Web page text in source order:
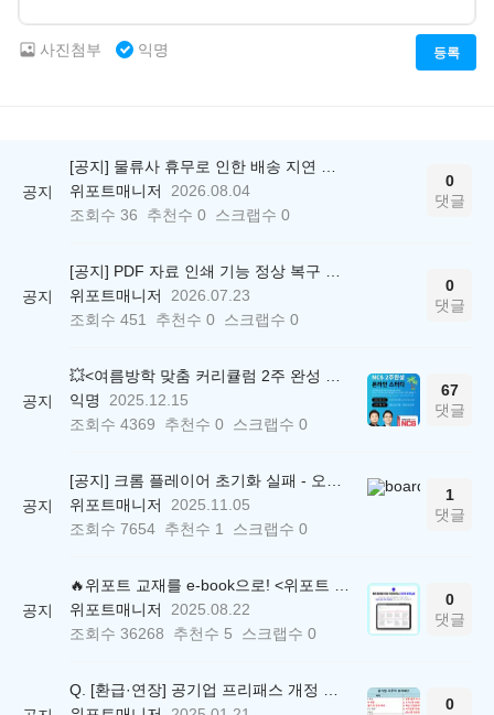
등록
사진첨부 익명
공지
위포트매니저
2026.08.04
조회수 36 추천수 0 스크랩수 0
0
댓글
공지
위포트매니저
2026.07.23
조회수 451 추천수 0 스크랩수 0
0
댓글
공지
익명
2025.12.15
조회수 4369 추천수 0 스크랩수 0
67
댓글
공지
위포트매니저
2025.11.05
조회수 7654 추천수 1 스크랩수 0
1
댓글
공지
위포트매니저
2025.08.22
조회수 36268 추천수 5 스크랩수 0
0
댓글
0